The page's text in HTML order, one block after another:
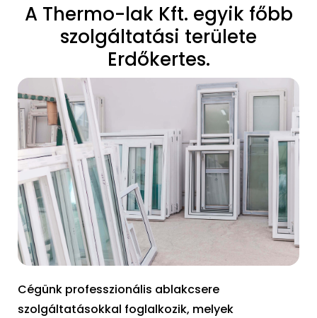
A Thermo-lak Kft. egyik főbb
szolgáltatási területe
Erdőkertes.
Cégünk professzionális ablakcsere
szolgáltatásokkal foglalkozik, melyek